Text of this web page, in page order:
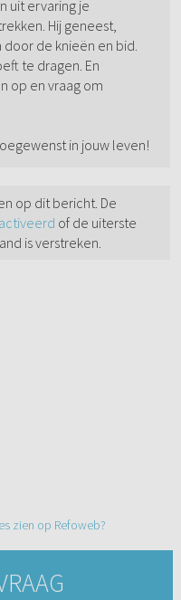
uit ervaring je
Hij geneest,
de knieën en bid.
te dragen. En
op en vraag om
in jouw leven!
op dit bericht. De
of de uiterste
is verstreken.
zien op Refoweb?